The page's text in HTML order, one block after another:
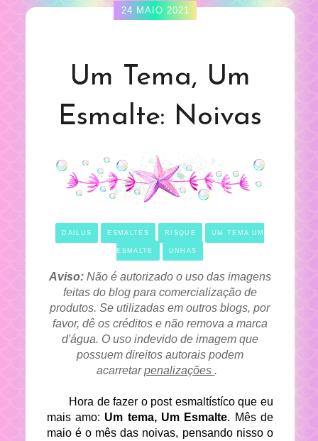
24 MAIO 2021
Um Tema, Um
Esmalte: Noivas
DAILUS ESMALTES RISQUE UM TEMA UM
ESMALTE UNHAS
Aviso: Não é autorizado o uso das imagens
feitas do blog para comercialização de
produtos. Se utilizadas em outros blogs, por
favor, dê os créditos e não remova a marca
d'água. O uso indevido de imagem que
possuem direitos autorais podem
acarretarpenalizações .
Hora de fazer o post esmaltístíco que eu
mais amo: Um tema, Um Esmalte. Mês de
maio é o mês das noivas, pensando nisso o